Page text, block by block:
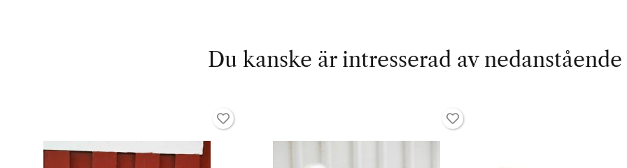
Du kanske är intresserad av